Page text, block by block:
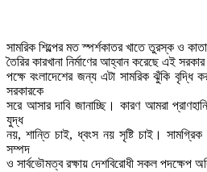
সামরিক শিল্পের মত স্পর্শকাতর খাতে তুরস্ক ও
তৈরির কারখানা নির্মাণের আহ্বান করেছে এই
পক্ষে বংলাদেশের জন্য এটা সামরিক ঝুঁকি বৃদ্ধি
সরকারকে
সরে আসার দাবি জানাচ্ছি। কারণ আমরা
যুদ্ধ
নয়, শান্তি চাই, ধ্বংস নয় সৃষ্টি চাই। সামগ্রিক
সম্পদ
ও সার্বভৌমত্ব রক্ষায় দেশবিরোধী সকল পদক্ষেপ